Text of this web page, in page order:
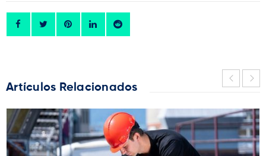
Artículos Relacionados